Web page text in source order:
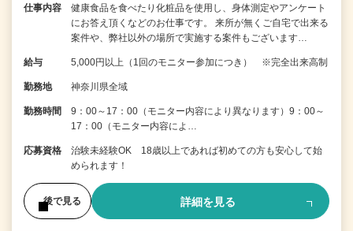
仕事内容
健康食品を食べたり化粧品を使用し、身体測定やアンケート
にお答え頂くなどのお仕事です。 来所が無くご自宅で出来る
案件や、弊社以外の場所で実施する案件もございます…
給与 5,000円以上（1回のモニター参加につき） ※完全出来高制
勤務地 神奈川県全域
勤務時間
9：00～17：00（モニター内容により異なります）9：00～
17：00（モニター内容によ…
応募資格
治験未経験OK 18歳以上であれば初めての方も安心して始
められます！
後で見る 詳細を見る